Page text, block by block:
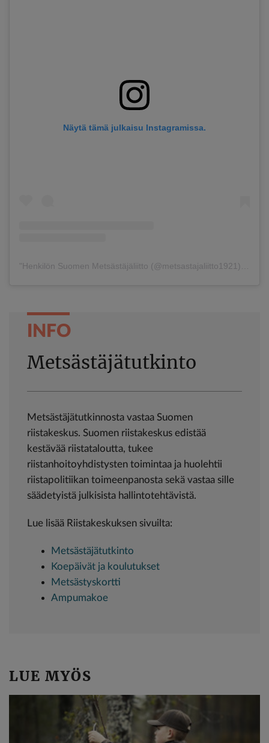
Näytä tämä julkaisu Instagramissa.
Henkilön Suomen Metsästäjäliitto (@metsastajaliitto1921) jakama julkaisu
INFO
Metsästäjätutkinto
Metsästäjätutkinnosta vastaa Suomen
riistakeskus. Suomen riistakeskus edistää
kestävää riistataloutta, tukee
riistanhoitoyhdistysten toimintaa ja huolehtii
riistapolitiikan toimeenpanosta sekä vastaa sille
säädetyistä julkisista hallintotehtävistä.
Lue lisää Riistakeskuksen sivuilta:
Metsästäjätutkinto
Koepäivät ja koulutukset
Metsästyskortti
Ampumakoe
LUE MYÖS